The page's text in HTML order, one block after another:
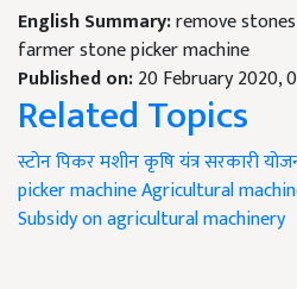
English Summary:remove
farmer stone picker machine
Published on:20 February 2020,
Related Topics
स्टोन पिकर मशीनकृषि यंत्रसरकारी
picker machineAgricultural
Subsidy on agricultural machinery